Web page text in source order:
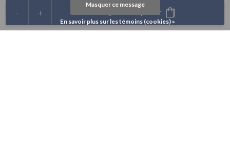
+
- Ajouter au panier
Masquer ce message
En savoir plus sur les témoins (cookies) »